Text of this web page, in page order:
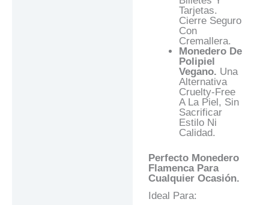
Tarjetas.
Cierre Seguro
Con
Cremallera.
Monedero De
Polipiel
Vegano. Una
Alternativa
Cruelty-Free
A La Piel, Sin
Sacrificar
Estilo Ni
Calidad.
Perfecto Monedero
Flamenca Para
Cualquier Ocasión.
Ideal Para: